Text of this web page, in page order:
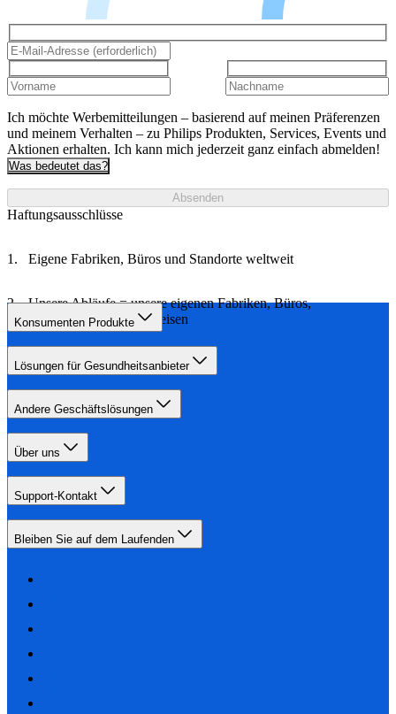
Ich möchte Werbemitteilungen – basierend auf meinen Präferenzen
und meinem Verhalten – zu Philips Produkten, Services, Events und
Aktionen erhalten. Ich kann mich jederzeit ganz einfach abmelden!
Was bedeutet das?
Absenden
Haftungsausschlüsse
Eigene Fabriken, Büros und Standorte weltweit
Unsere Abläufe = unsere eigenen Fabriken, Büros,
Logistikprozesse und Reisen
Konsumenten Produkte
Lösungen für Gesundheitsanbieter
Andere Geschäftslösungen
Über uns
Support-Kontakt
Bleiben Sie auf dem Laufenden